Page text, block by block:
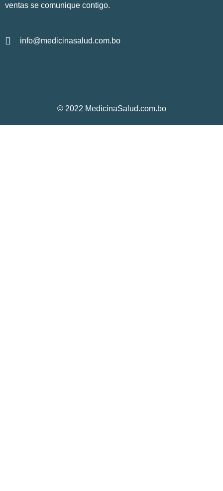
ventas se comunique contigo.
info@medicinasalud.com.bo
© 2022 MedicinaSalud.com.bo